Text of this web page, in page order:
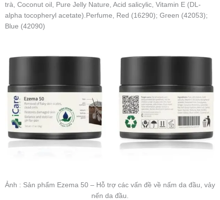
trà, Coconut oil, Pure Jelly Nature, Acid salicylic, Vitamin E (DL-
alpha tocopheryl acetate).Perfume, Red (16290); Green (42053);
Blue (42090)
Ảnh : Sản phẩm Ezema 50 – Hỗ trợ các vấn đề về nấm da đầu, vảy
nến da đầu.